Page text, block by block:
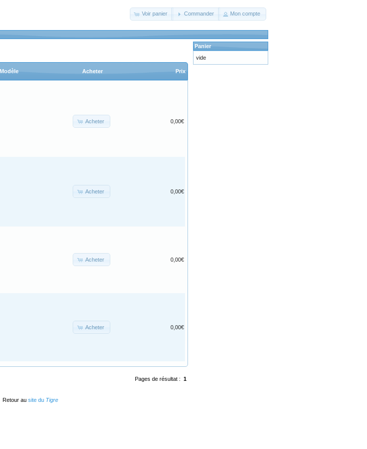
Voir panier Commander Mon compte
Modèle Acheter Prix
Acheter 0,00€
Acheter 0,00€
Acheter 0,00€
Acheter 0,00€
Pages de résultat : 1
Panier
vide
Retour au site du Tigre